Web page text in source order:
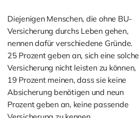
Diejenigen Menschen, die ohne BU-
Versicherung durchs Leben gehen,
nennen dafür verschiedene Gründe.
25 Prozent geben an, sich eine solche
Versicherung nicht leisten zu können,
19 Prozent meinen, dass sie keine
Absicherung benötigen und neun
Prozent geben an, keine passende